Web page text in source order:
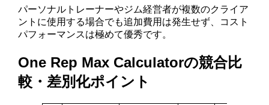
パーソナルトレーナーやジム経営者が複数のクライア
ントに使用する場合でも追加費用は発生せず、コスト
パフォーマンスは極めて優秀です。
One Rep Max Calculatorの競合比
較・差別化ポイント